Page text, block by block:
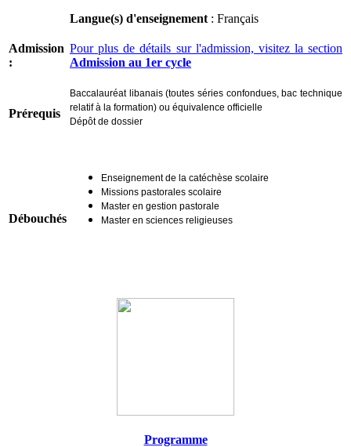
Langue(s) d'enseignement: Français
Admission
:
Pour plus de détails sur l'admission, visitez la section
Admission au 1er cycle
Prérequis
Baccalauréat libanais (toutes séries confondues, bac technique
relatif à la formation) ou équivalence officielle
Dépôt de dossier
Débouchés
Enseignement de la catéchèse scolaire
Missions pastorales scolaire
Master en gestion pastorale
Master en sciences religieuses
Programme